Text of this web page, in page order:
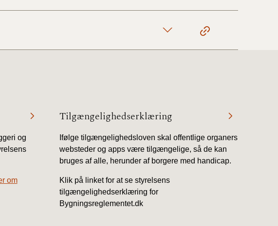
og
om
Tilgængelighedserklæring
Ifølge tilgængelighedsloven skal offentlige organers
websteder og apps være tilgængelige, så de kan
bruges af alle, herunder af borgere med handicap.
Klik på linket for at se styrelsens
tilgængelighedserklæring for
Bygningsreglementet.dk